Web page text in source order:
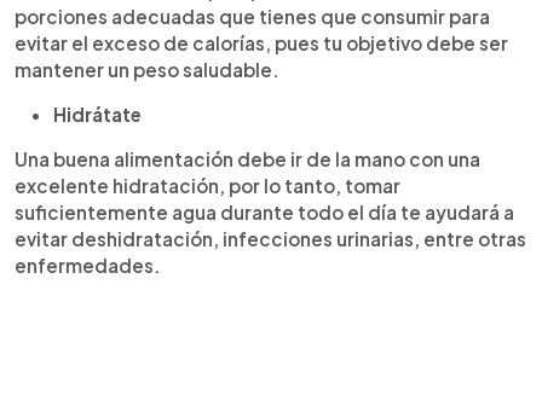
porciones adecuadas que tienes que consumir para
evitar el exceso de calorías, pues tu objetivo debe ser
mantener un peso saludable.
Hidrátate
Una buena alimentación debe ir de la mano con una
excelente hidratación, por lo tanto, tomar
suficientemente agua durante todo el día te ayudará a
evitar deshidratación, infecciones urinarias, entre otras
enfermedades.